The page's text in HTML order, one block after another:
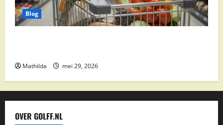
Blog
Mathilda mei 29, 2026
OVER GOLFF.NL